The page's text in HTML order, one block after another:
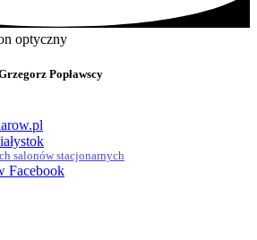
Popławscy
salonów stacjonarnych
Facebook